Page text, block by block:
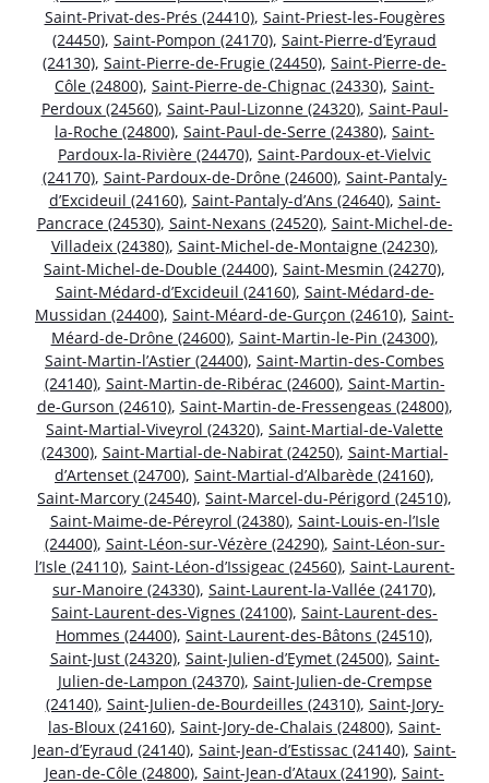
Saint-Privat-des-Prés (24410), Saint-Priest-les-Fougères
(24450), Saint-Pompon (24170), Saint-Pierre-d’Eyraud
(24130), Saint-Pierre-de-Frugie (24450), Saint-Pierre-de-
Côle (24800), Saint-Pierre-de-Chignac (24330), Saint-
Perdoux (24560), Saint-Paul-Lizonne (24320), Saint-Paul-
la-Roche (24800), Saint-Paul-de-Serre (24380), Saint-
Pardoux-la-Rivière (24470), Saint-Pardoux-et-Vielvic
(24170), Saint-Pardoux-de-Drône (24600), Saint-Pantaly-
d’Excideuil (24160), Saint-Pantaly-d’Ans (24640), Saint-
Pancrace (24530), Saint-Nexans (24520), Saint-Michel-de-
Villadeix (24380), Saint-Michel-de-Montaigne (24230),
Saint-Michel-de-Double (24400), Saint-Mesmin (24270),
Saint-Médard-d’Excideuil (24160), Saint-Médard-de-
Mussidan (24400), Saint-Méard-de-Gurçon (24610), Saint-
Méard-de-Drône (24600), Saint-Martin-le-Pin (24300),
Saint-Martin-l’Astier (24400), Saint-Martin-des-Combes
(24140), Saint-Martin-de-Ribérac (24600), Saint-Martin-
de-Gurson (24610), Saint-Martin-de-Fressengeas (24800),
Saint-Martial-Viveyrol (24320), Saint-Martial-de-Valette
(24300), Saint-Martial-de-Nabirat (24250), Saint-Martial-
d’Artenset (24700), Saint-Martial-d’Albarède (24160),
Saint-Marcory (24540), Saint-Marcel-du-Périgord (24510),
Saint-Maime-de-Péreyrol (24380), Saint-Louis-en-l’Isle
(24400), Saint-Léon-sur-Vézère (24290), Saint-Léon-sur-
l’Isle (24110), Saint-Léon-d’Issigeac (24560), Saint-Laurent-
sur-Manoire (24330), Saint-Laurent-la-Vallée (24170),
Saint-Laurent-des-Vignes (24100), Saint-Laurent-des-
Hommes (24400), Saint-Laurent-des-Bâtons (24510),
Saint-Just (24320), Saint-Julien-d’Eymet (24500), Saint-
Julien-de-Lampon (24370), Saint-Julien-de-Crempse
(24140), Saint-Julien-de-Bourdeilles (24310), Saint-Jory-
las-Bloux (24160), Saint-Jory-de-Chalais (24800), Saint-
Jean-d’Eyraud (24140), Saint-Jean-d’Estissac (24140), Saint-
Jean-de-Côle (24800), Saint-Jean-d’Ataux (24190), Saint-